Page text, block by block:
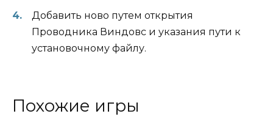
Добавить ново путем открытия
Проводника Виндовс и указания пути к
установочному файлу.
Похожие игры